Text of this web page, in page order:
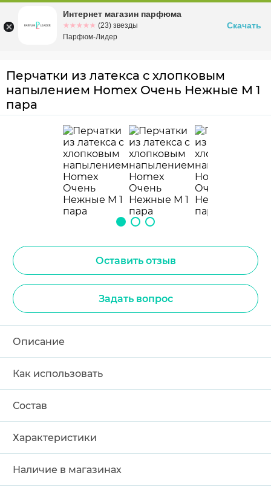
Омскул. Заозерная, 11, к. 1
Перчатки из латекса с хлопковым
напылением Homex Очень Нежные M 1
пара
Оставить отзыв
Задать вопрос
Описание
Как использовать
Состав
Характеристики
Наличие в магазинах
Интернет магазин парфюма
☆☆☆☆☆
★★★★★ (23) звезды
Парфюм-Лидер
Скачать